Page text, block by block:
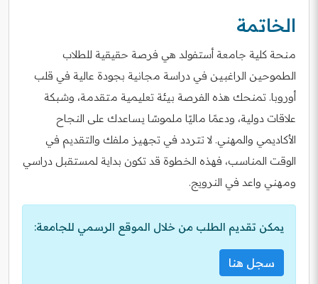
الخاتمة
منحة كلية جامعة أستفولد هي فرصة حقيقية للطلاب
الطموحين الراغبين في دراسة مجانية بجودة عالية في قلب
أوروبا. تمنحك هذه الفرصة بيئة تعليمية متقدمة، وشبكة
علاقات دولية، ودعمًا ماليًا ملموسًا يساعدك على النجاح
الأكاديمي والمهني. لا تتردد في تجهيز ملفك والتقديم في
الوقت المناسب، فهذه الخطوة قد تكون بداية لمستقبل دراسي
ومهني واعد في النرويج.
يمكن تقديم الطلب من خلال الموقع الرسمي للجامعة:
سجل هنا